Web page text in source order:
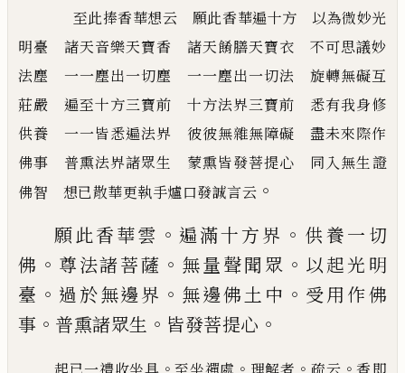
至此捧香華想云 願此香華遍十方 以為微妙光
明臺 諸天音樂天寶香 諸天餚膳天寶衣 不可思議妙
法塵 一一塵出一切塵 一一塵出一切法 旋轉無礙互
莊嚴 遍至十方三寶前 十方法界三寶前 悉有我身修
供養 一一皆悉遍法界 彼彼無雜無障礙 盡未來際作
佛事 普熏法界諸眾生 蒙熏皆發菩提心 同 入無生證
佛智 想已散華更執手爐口發誠言云 。
願此香華雲 。 遍滿十方界 。 供養一切
佛 。 尊法諸菩薩 。 無量聲聞眾 。 以起光明
臺 。 過於無邊界 。 無邊佛土中 。 受用作佛
事 。 普熏諸眾生 。 皆發菩提心 。
起已一禮收坐具 至坐禪處 理解者 疏云
香即